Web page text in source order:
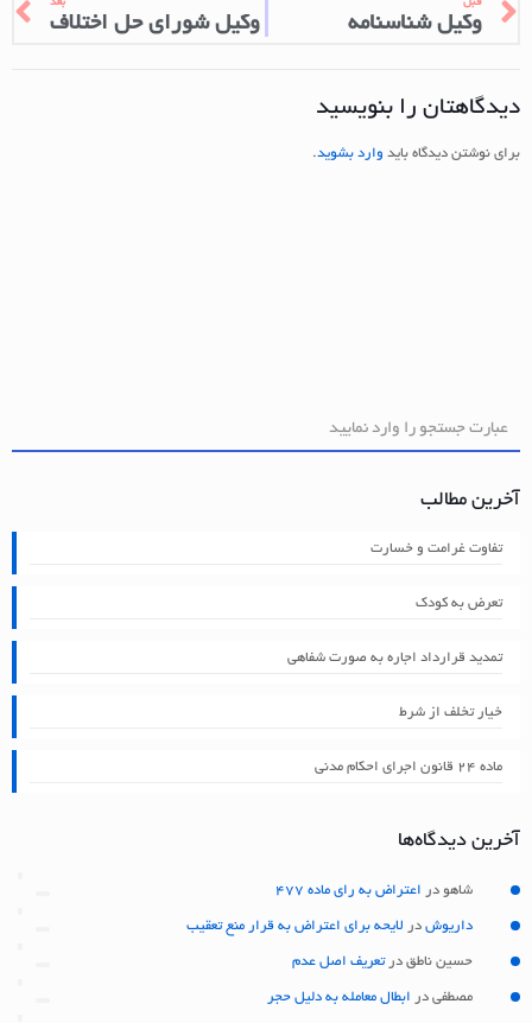
وکیل شناسنامه وکیل شورای حل اختلاف
دیدگاهتان را بنویسید
برای نوشتن دیدگاه باید وارد بشوید.
آخرین مطالب
تفاوت غرامت و خسارت
تعرض به کودک
تمدید قرارداد اجاره به صورت شفاهی
خیار تخلف از شرط
ماده ۲۴ قانون اجرای احکام مدنی
آخرین دیدگاه‌ها
شاهو در اعتراض به رای ماده 477
داریوش در لایحه برای اعتراض به قرار منع تعقیب
حسین ناطق درتعریف اصل عدم
مصطفی در ابطال معامله به دلیل حجر